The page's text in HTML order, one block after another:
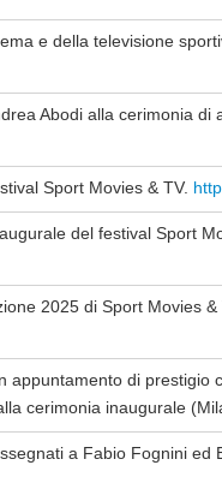
e della televisione
Abodi alla cerimonia di
Sport Movies & TV.
del festival Sport
2025 di Sport Movies &
di
cerimonia inaugurale
a Fabio Fognini ed